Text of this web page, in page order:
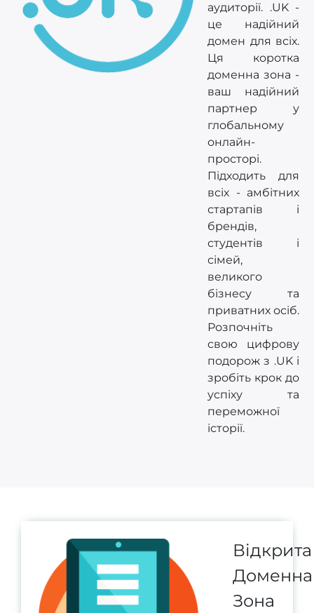
аудиторії. .UK -
це надійний
домен для всіх.
Ця коротка
доменна зона -
ваш надійний
партнер у
глобальному
онлайн-
просторі.
Підходить для
всіх - амбітних
стартапів і
брендів,
студентів і
сімей,
великого
бізнесу та
приватних осіб.
Розпочніть
свою цифрову
подорож з .UK і
зробіть крок до
успіху та
переможної
історії.
Відкрита
Доменна
Зона